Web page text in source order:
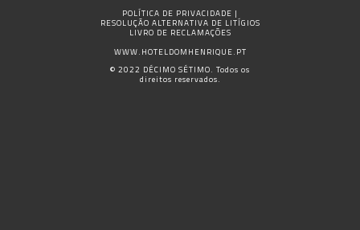
POLÍTICA DE PRIVACIDADE |
RESOLUÇÃO ALTERNATIVA DE LITÍGIOS
LIVRO DE RECLAMAÇÕES
WWW.HOTELDOMHENRIQUE.PT
© 2022 DÉCIMO SÉTIMO. Todos os
direitos reservados.